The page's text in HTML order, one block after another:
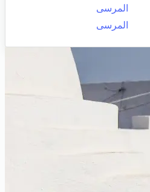
المرسى
المرسى